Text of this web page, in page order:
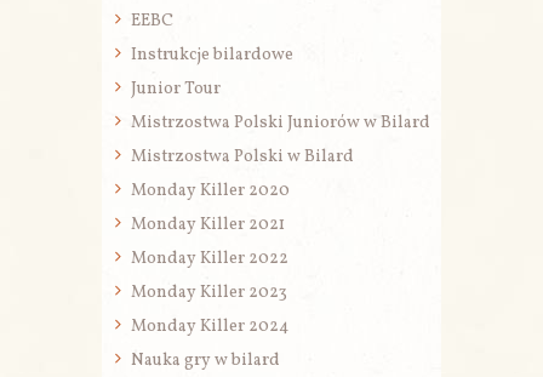
EEBC
Instrukcje bilardowe
Junior Tour
Mistrzostwa Polski Juniorów w Bilard
Mistrzostwa Polski w Bilard
Monday Killer 2020
Monday Killer 2021
Monday Killer 2022
Monday Killer 2023
Monday Killer 2024
Nauka gry w bilard